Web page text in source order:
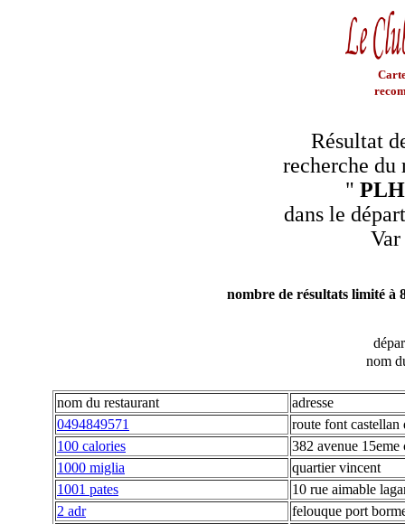
Résultat
recherche du
"
dans le
Var
nombre de résultats limité à
nom
nom du restaurant
adresse
0494849571
route font castellan
100 calories
382 avenue 15eme
1000 miglia
quartier vincent
1001 pates
10 rue aimable
2 adr
felouque port